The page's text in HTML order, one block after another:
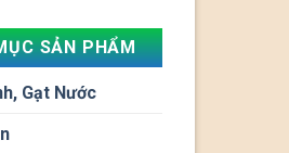
SẢN PHẨM
Gạt Nước